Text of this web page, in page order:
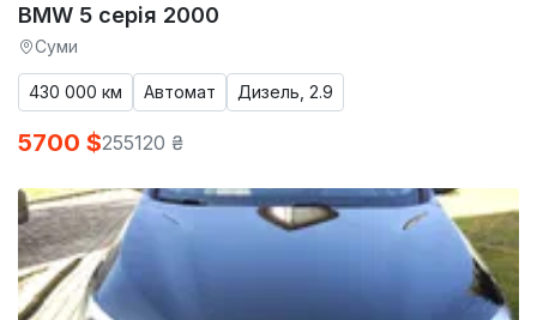
BMW 5 серія 2000
Суми
430 000 км Автомат Дизель, 2.9
5700 $255120 ₴